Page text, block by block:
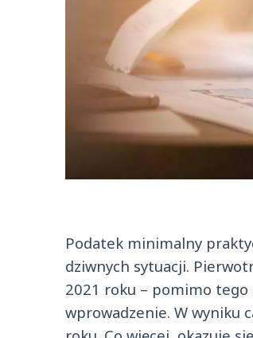
Podatek minimalny
dziwnych sytuacji.
2021 roku – pomimo tego
wprowadzenie. W wyniku